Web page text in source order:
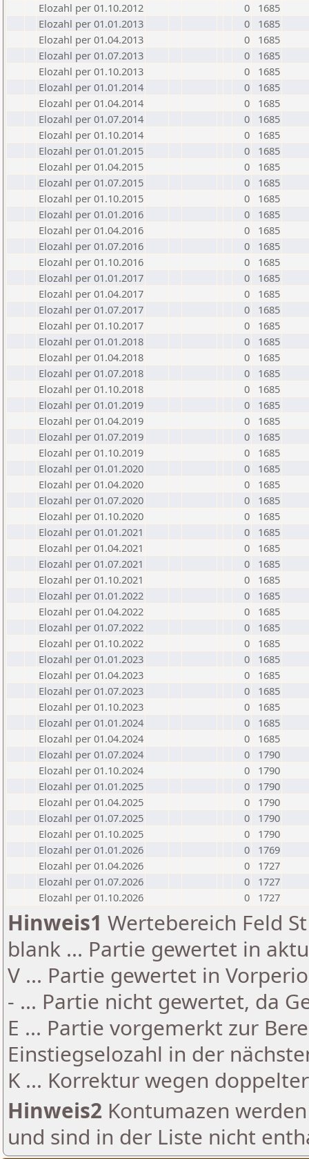
Elozahl per 01.10.2012
0
1685
Elozahl per 01.01.2013
0
1685
Elozahl per 01.04.2013
0
1685
Elozahl per 01.07.2013
0
1685
Elozahl per 01.10.2013
0
1685
Elozahl per 01.01.2014
0
1685
Elozahl per 01.04.2014
0
1685
Elozahl per 01.07.2014
0
1685
Elozahl per 01.10.2014
0
1685
Elozahl per 01.01.2015
0
1685
Elozahl per 01.04.2015
0
1685
Elozahl per 01.07.2015
0
1685
Elozahl per 01.10.2015
0
1685
Elozahl per 01.01.2016
0
1685
Elozahl per 01.04.2016
0
1685
Elozahl per 01.07.2016
0
1685
Elozahl per 01.10.2016
0
1685
Elozahl per 01.01.2017
0
1685
Elozahl per 01.04.2017
0
1685
Elozahl per 01.07.2017
0
1685
Elozahl per 01.10.2017
0
1685
Elozahl per 01.01.2018
0
1685
Elozahl per 01.04.2018
0
1685
Elozahl per 01.07.2018
0
1685
Elozahl per 01.10.2018
0
1685
Elozahl per 01.01.2019
0
1685
Elozahl per 01.04.2019
0
1685
Elozahl per 01.07.2019
0
1685
Elozahl per 01.10.2019
0
1685
Elozahl per 01.01.2020
0
1685
Elozahl per 01.04.2020
0
1685
Elozahl per 01.07.2020
0
1685
Elozahl per 01.10.2020
0
1685
Elozahl per 01.01.2021
0
1685
Elozahl per 01.04.2021
0
1685
Elozahl per 01.07.2021
0
1685
Elozahl per 01.10.2021
0
1685
Elozahl per 01.01.2022
0
1685
Elozahl per 01.04.2022
0
1685
Elozahl per 01.07.2022
0
1685
Elozahl per 01.10.2022
0
1685
Elozahl per 01.01.2023
0
1685
Elozahl per 01.04.2023
0
1685
Elozahl per 01.07.2023
0
1685
Elozahl per 01.10.2023
0
1685
Elozahl per 01.01.2024
0
1685
Elozahl per 01.04.2024
0
1685
Elozahl per 01.07.2024
0
1790
Elozahl per 01.10.2024
0
1790
Elozahl per 01.01.2025
0
1790
Elozahl per 01.04.2025
0
1790
Elozahl per 01.07.2025
0
1790
Elozahl per 01.10.2025
0
1790
Elozahl per 01.01.2026
0
1769
Elozahl per 01.04.2026
0
1727
Elozahl per 01.07.2026
0
1727
Elozahl per 01.10.2026
0 1727
Hinweis1 Wertebereich Feld
blank ... Partie gewertet in
V ... Partie gewertet in
- ... Partie nicht gewertet, da
E ... Partie vorgemerkt zur
Einstiegselozahl in der
K ... Korrektur wegen
Hinweis2 Kontumazen
und sind in der Liste nicht